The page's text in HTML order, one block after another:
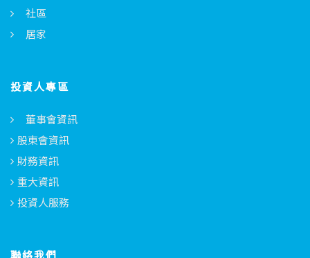
社區
居家
投資人專區
董事會資訊
股東會資訊
財務資訊
重大資訊
投資人服務
聯絡我們